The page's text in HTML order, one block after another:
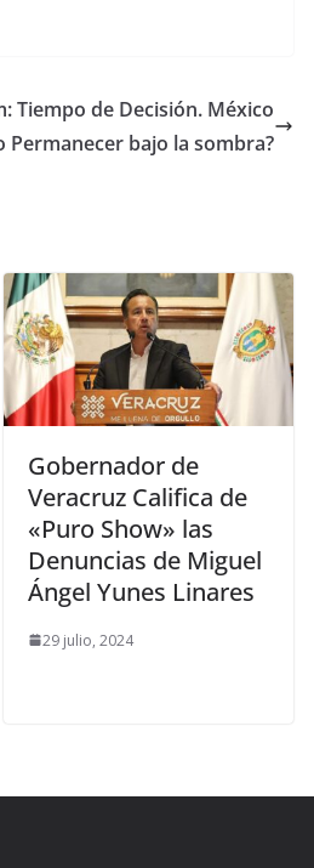
Tiempo de Decisión. México
Permanecer bajo la sombra?
Gobernador de
Veracruz Califica de
«Puro Show» las
Denuncias de Miguel
Ángel Yunes Linares
29 julio, 2024